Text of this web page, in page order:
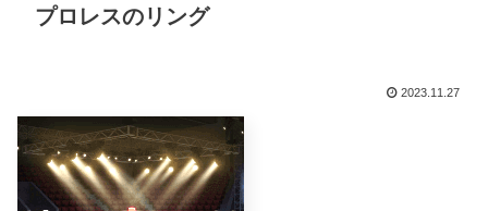
プロレスのリング
2023.11.27